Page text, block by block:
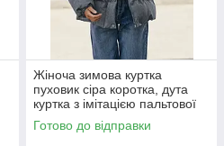
Жіноча зимова куртка
пуховик сіра коротка, дута
куртка з імітацією пальтової
тканини біопух до -20°C 42-
48 розмір сіра
Готово до відправки